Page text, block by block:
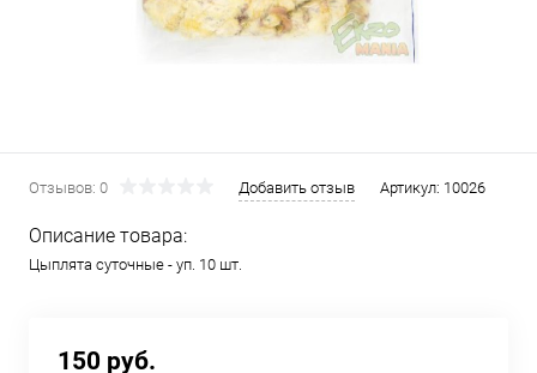
Отзывов: 0 Добавить отзыв Артикул: 10026
Описание товара:
Цыплята суточные - уп. 10 шт.
150 руб.